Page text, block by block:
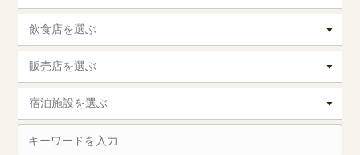
飲食店を選ぶ
販売店を選ぶ
宿泊施設を選ぶ